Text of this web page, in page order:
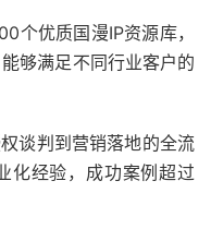
个优质国漫IP资源库，
够满足不同行业客户的
谈判到营销落地的全流
化经验，成功案例超过